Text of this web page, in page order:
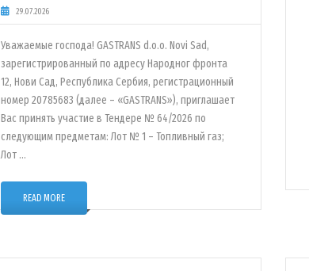
29.07.2026
Уважаемые господа! GASTRANS d.o.o. Novi Sad,
зарегистрированный по адресу Народног фронта
12, Нови Сад, Республика Сербия, регистрационный
номер 20785683 (далее – «GASTRANS»), приглашает
Вас принять участие в Тендере № 64/2026 по
следующим предметам: Лот № 1 – Топливный газ;
Лот …
READ MORE